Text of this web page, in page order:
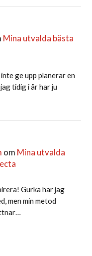
Mina utvalda bästa
ge upp planerar en
tidig i år har ju
om Mina utvalda
Gurka har jag
men min metod